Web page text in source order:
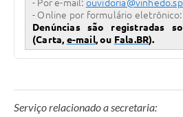
- Por e-mail:
- Online por formulário eletrônico:
Denúncias são registradas
(Carta, e-mail, ou Fala.BR).
Serviço relacionado a secretaria: